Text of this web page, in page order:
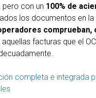
con un 100% de
los documentos en la
comprueban,
aquellas facturas que el